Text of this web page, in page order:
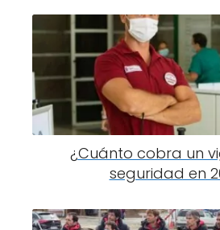
¿Cuánto cobra un
seguridad en